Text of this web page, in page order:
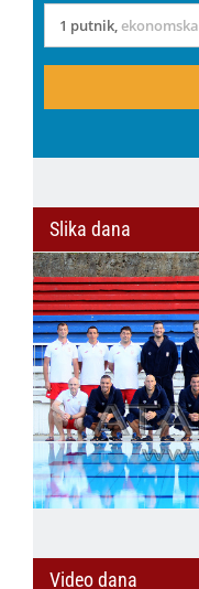
1 putnik,ekonomska
Slika dana
Video dana